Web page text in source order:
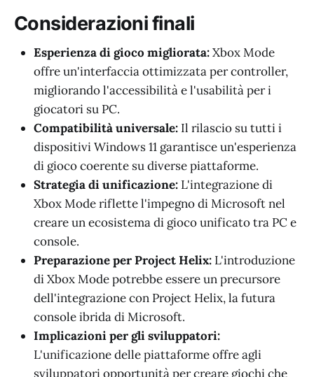
Considerazioni finali
Esperienza di gioco migliorata:Xbox Mode
offre un'interfaccia ottimizzata per controller,
migliorando l'accessibilità e l'usabilità per i
giocatori su PC.
Compatibilità universale: Il rilascio su tutti i
dispositivi Windows 11 garantisce un'esperienza
di gioco coerente su diverse piattaforme.
Strategia di unificazione: L'integrazione di
Xbox Mode riflette l'impegno di Microsoft nel
creare un ecosistema di gioco unificato tra PC e
console.
Preparazione per Project Helix: L'introduzione
di Xbox Mode potrebbe essere un precursore
dell'integrazione con Project Helix, la futura
console ibrida di Microsoft.
Implicazioni per gli sviluppatori:
L'unificazione delle piattaforme offre agli
sviluppatori opportunità per creare giochi che